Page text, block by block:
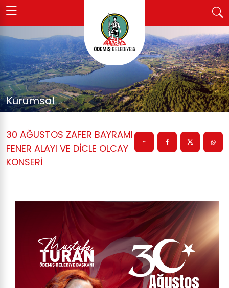
Kurumsal
30 AĞUSTOS ZAFER BAYRAMI
FENER ALAYI VE DİCLE OLCAY
KONSERİ